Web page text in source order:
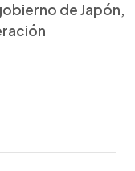
de Japón,